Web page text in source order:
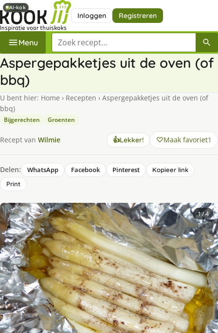
Inloggen Registreren
Menu Zoek een recept
Aspergepakketjes uit de oven (of
bbq)
U bent hier: Home › Recepten › Aspergepakketjes uit de oven (of
bbq)
Bijgerechten Groenten
Recept van Wilmie 👍Lekker! Maak favoriet1
Delen: WhatsApp Facebook Pinterest
Kopieer link
Print
1/ 4
AI-kok
AI-kok